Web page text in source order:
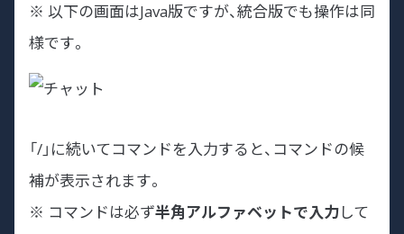
※ 以下の画面はJava版ですが、統合版でも操作は同
様です。
「/」に続いてコマンドを入力すると、コマンドの候
補が表示されます。
※ コマンドは必ず半角アルファベットで入力して